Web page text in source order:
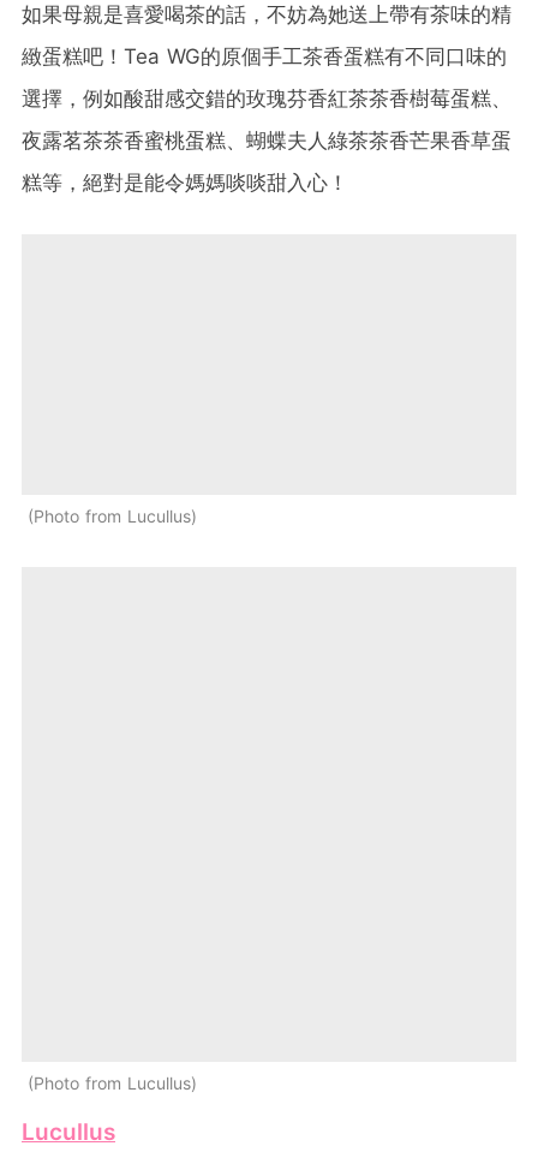
如果母親是喜愛喝茶的話，不妨為她送上帶有茶味的精
緻蛋糕吧！Tea WG的原個手工茶香蛋糕有不同口味的
選擇，例如酸甜感交錯的玫瑰芬香紅茶茶香樹莓蛋糕、
夜露茗茶茶香蜜桃蛋糕、蝴蝶夫人綠茶茶香芒果香草蛋
糕等，絕對是能令媽媽啖啖甜入心！
Photo from Lucullus
Photo from Lucullus
Lucullus